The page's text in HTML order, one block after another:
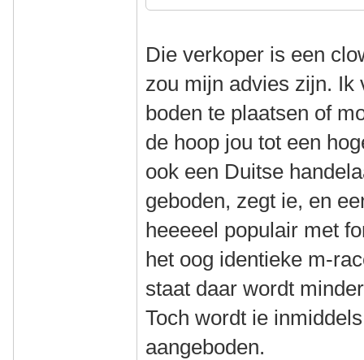
Die verkoper is een
zou mijn advies zijn. Ik
boden te plaatsen of
de hoop jou tot een
ook een Duitse
geboden, zegt ie, en
heeeeel populair met
het oog identieke m-
staat daar wordt
Toch wordt ie
aangeboden.